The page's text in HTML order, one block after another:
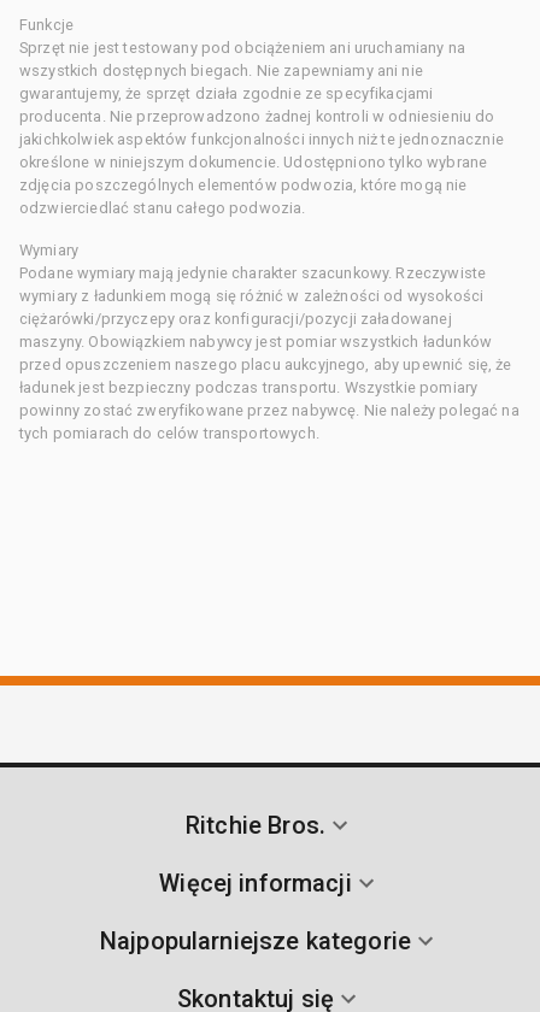
Funkcje
Sprzęt nie jest testowany pod obciążeniem ani uruchamiany na
wszystkich dostępnych biegach. Nie zapewniamy ani nie
gwarantujemy, że sprzęt działa zgodnie ze specyfikacjami
producenta. Nie przeprowadzono żadnej kontroli w odniesieniu do
jakichkolwiek aspektów funkcjonalności innych niż te jednoznacznie
określone w niniejszym dokumencie. Udostępniono tylko wybrane
zdjęcia poszczególnych elementów podwozia, które mogą nie
odzwierciedlać stanu całego podwozia.
Wymiary
Podane wymiary mają jedynie charakter szacunkowy. Rzeczywiste
wymiary z ładunkiem mogą się różnić w zależności od wysokości
ciężarówki/przyczepy oraz konfiguracji/pozycji załadowanej
maszyny. Obowiązkiem nabywcy jest pomiar wszystkich ładunków
przed opuszczeniem naszego placu aukcyjnego, aby upewnić się, że
ładunek jest bezpieczny podczas transportu. Wszystkie pomiary
powinny zostać zweryfikowane przez nabywcę. Nie należy polegać na
tych pomiarach do celów transportowych.
Ritchie Bros.
Więcej informacji
Najpopularniejsze kategorie
Skontaktuj się